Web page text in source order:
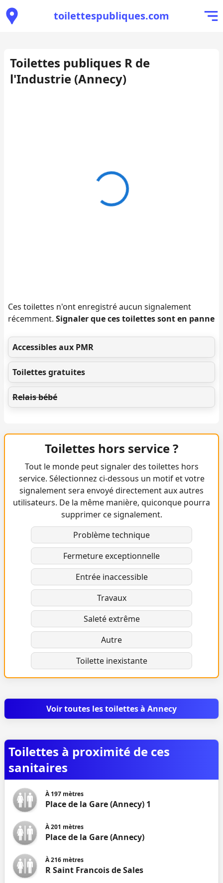
toilettespubliques.com
Toilettes publiques R de
l'Industrie (Annecy)
Ces toilettes n'ont enregistré aucun signalement
récemment. Signaler que ces toilettes sont en panne
Accessibles aux PMR
Toilettes gratuites
Relais bébé
Toilettes hors service ?
Tout le monde peut signaler des toilettes hors
service. Sélectionnez ci-dessous un motif et votre
signalement sera envoyé directement aux autres
utilisateurs. De la même manière, quiconque pourra
supprimer ce signalement.
Problème technique
Fermeture exceptionnelle
Entrée inaccessible
Travaux
Saleté extrême
Autre
Toilette inexistante
Voir toutes les toilettes à Annecy
Toilettes à proximité de ces
sanitaires
À197 mètres
Place de la Gare (Annecy) 1
À201 mètres
Place de la Gare (Annecy)
À216 mètres
R Saint Francois de Sales